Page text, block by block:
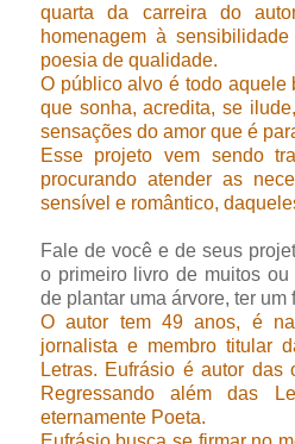
quarta da carreira do
homenagem à
poesia de qualidade.
O público alvo é todo aquele
que sonha, acredita, se
sensações do amor que é
Esse projeto vem sendo
procurando atender as
sensível e romântico,
Fale de você e de seus
o primeiro livro de muitos
de plantar uma árvore, ter
O autor tem 49 anos, é
jornalista e membro titular
Letras. Eufrásio é autor das
Regressando além das
eternamente Poeta.